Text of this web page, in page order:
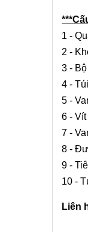
1 -
2 -
3 -
4 -
5 -
6 -
7 -
8 -
9 -
10 -
Liên